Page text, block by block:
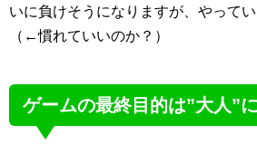
いに負けそうになりますが、やってい
（←慣れていいのか？）
ゲームの最終目的は”大人”